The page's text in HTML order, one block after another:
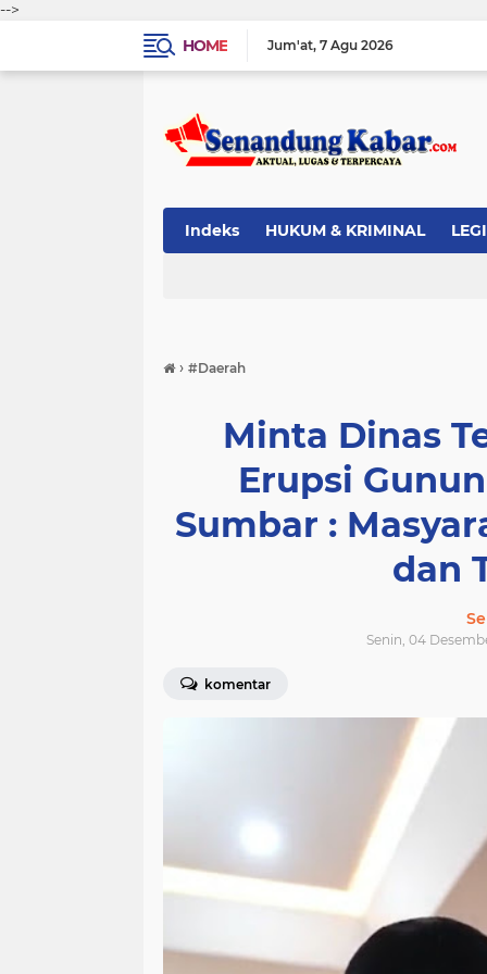
-->
HOME
Jum'at 7 Agu 2026
Indeks HUKUM & KRIMINAL
› #Daerah
Minta Dinas
Erupsi
Sumbar :
dan
Senin, 04
komentar